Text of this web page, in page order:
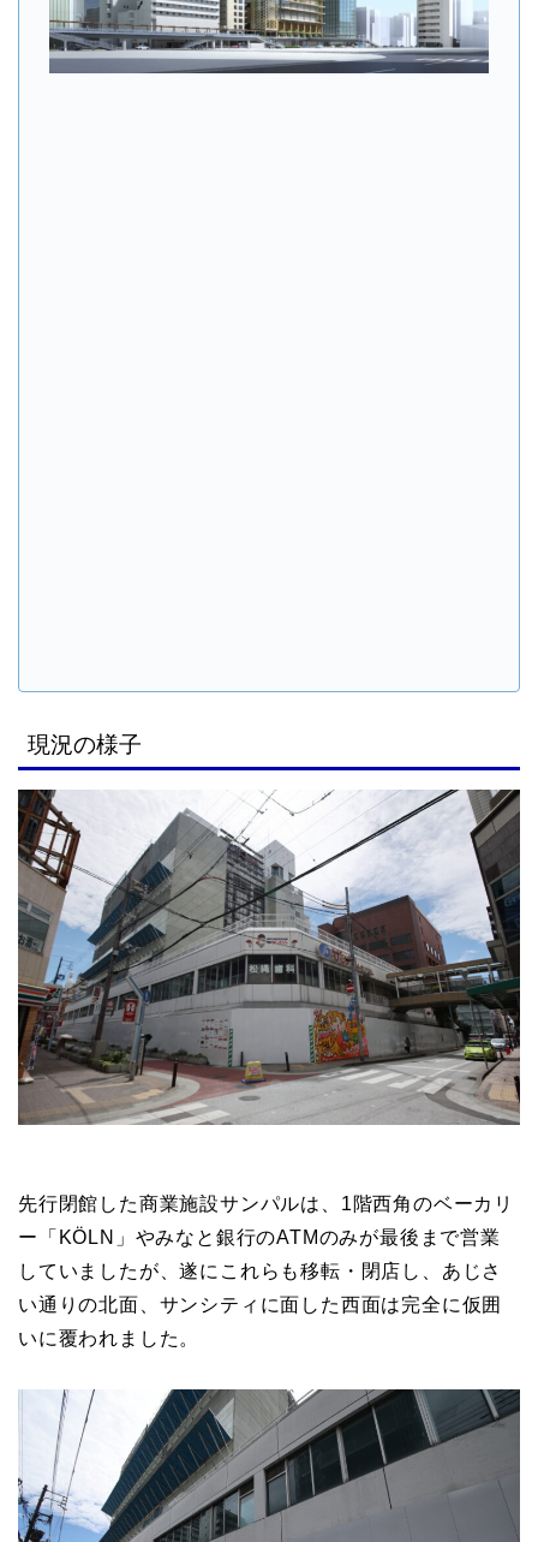
現況の様子
先行閉館した商業施設サンパルは、1階西角のベーカリ
ー「KÖLN」やみなと銀行のATMのみが最後まで営業
していましたが、遂にこれらも移転・閉店し、あじさ
い通りの北面、サンシティに面した西面は完全に仮囲
いに覆われました。